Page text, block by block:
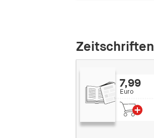
Zeitschriften
7,99
Euro